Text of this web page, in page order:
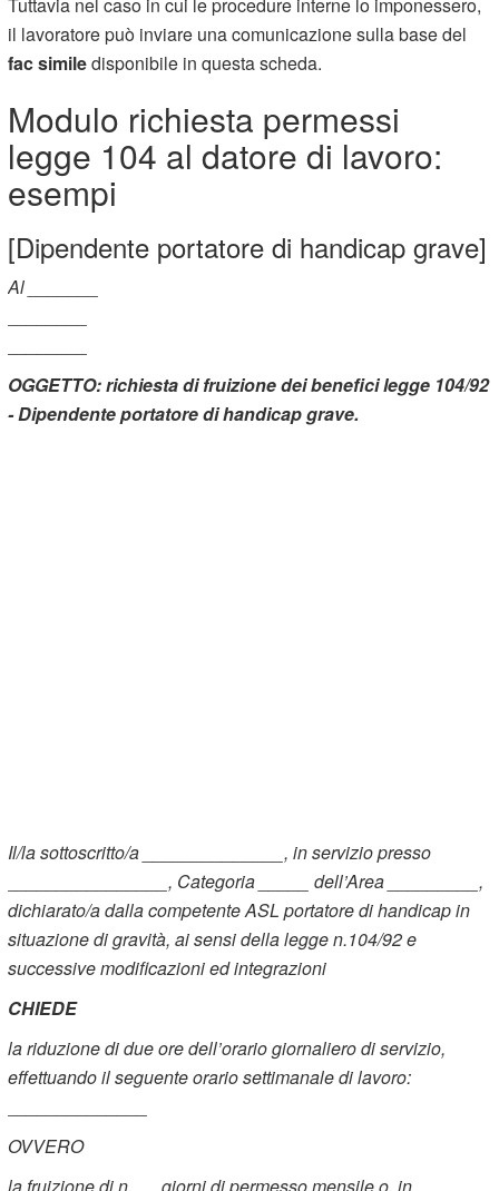
il lavoratore può inviare una comunicazione sulla base del
fac similedisponibile in questa scheda.
Modulo richiesta permessi
legge 104 al datore di lavoro:
esempi
[Dipendente portatore di handicap grave]
Al _______
OGGETTO: richiesta di fruizione dei benefici legge 104/92
- Dipendente portatore di handicap grave.
Il/la sottoscritto/a ______________, in servizio presso
________________, Categoria _____ dell’Area _________,
dichiarato/a dalla competente ASL portatore di handicap in
situazione di gravità, ai sensi della legge n.104/92 e
successive modificazioni ed integrazioni
CHIEDE
la riduzione di due ore dell’orario giornaliero di servizio,
effettuando il seguente orario settimanale di lavoro:
OVVERO
la fruizione di n. __ giorni di permesso mensile o, in